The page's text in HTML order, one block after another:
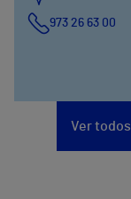
973 26 63 00
Ver todos